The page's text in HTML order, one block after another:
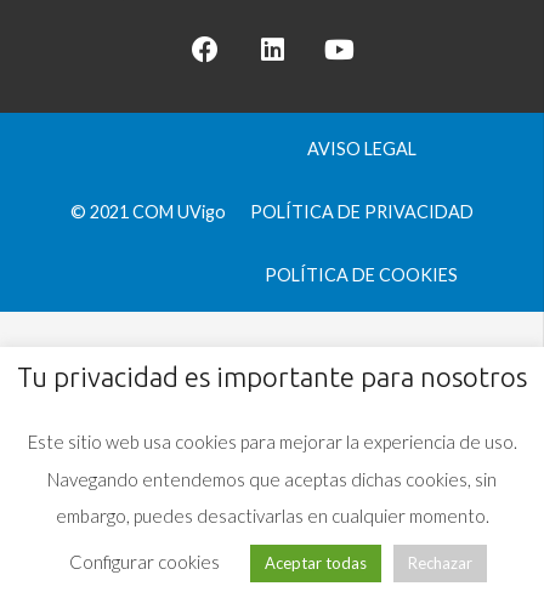
© 2021 COM UVigo
AVISO LEGAL
POLÍTICA DE PRIVACIDAD
POLÍTICA DE COOKIES
Tu privacidad es importante para nosotros
Este sitio web usa cookies para mejorar la experiencia de uso.
Navegando entendemos que aceptas dichas cookies, sin
embargo, puedes desactivarlas en cualquier momento.
Configurar cookies Aceptar todas Rechazar